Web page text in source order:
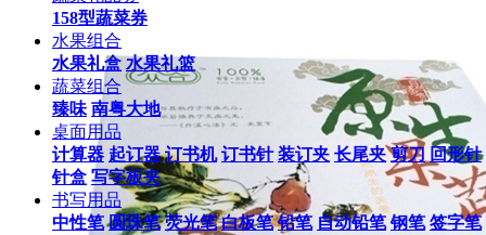
158型蔬菜券
水果组合
水果礼盒 水果礼篮
蔬菜组合
臻味 南粤大地
桌面用品
计算器 起订器 订书机 订书针 装订夹 长尾夹 剪刀 回形针
针盒 写字板夹
书写用品
中性笔 圆珠笔 荧光笔 白板笔 铅笔 自动铅笔 钢笔 签字笔